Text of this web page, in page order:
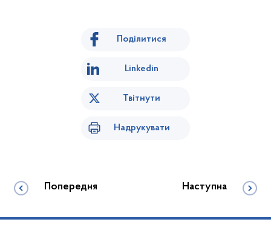
Поділитися
Linkedin
Твітнути
Надрукувати
Попередня Наступна